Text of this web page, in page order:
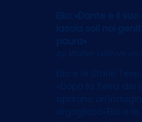
Elio: «Dante e il
lascia soli noi
paura»
by Walter Veltronion
Elio e le Storie
«Dopo la Terra
aprirono
orgoglioso»Elio e le